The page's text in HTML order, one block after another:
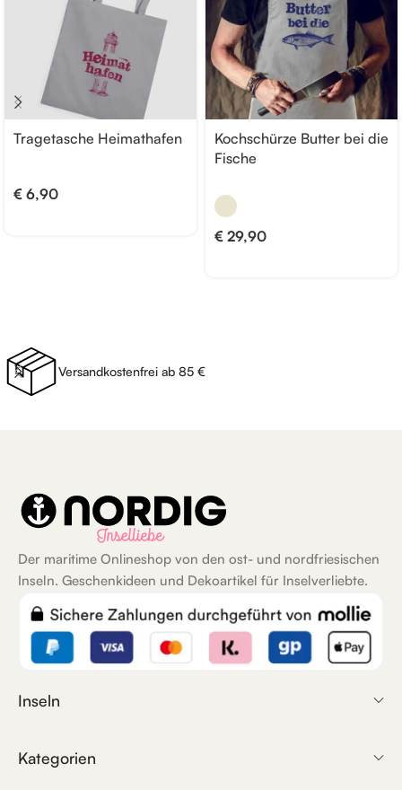
Tragetasche Heimathafen
€ 6,90
Kochschürze Butter bei die
Fische
€ 29,90
Versandkostenfrei ab 85 €
Der maritime Onlineshop von den ost- und nordfriesischen
Inseln. Geschenkideen und Dekoartikel für Inselverliebte.
Inseln
Kategorien